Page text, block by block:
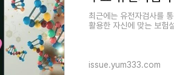
최근에는 유전자검사를
활용한 자신에 맞는 보험
issue.yum333.com